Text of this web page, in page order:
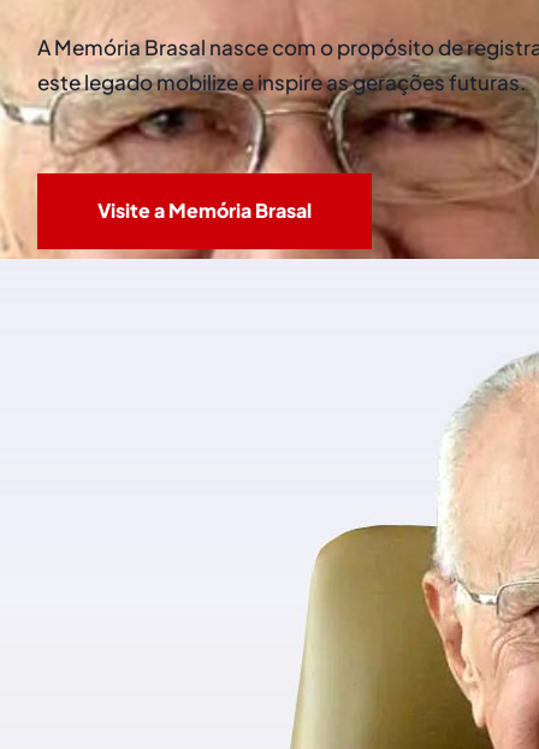
A Memória Brasal nasce com o propósito de
este legado mobilize e inspire as gerações futuras.
Visite a Memória Brasal